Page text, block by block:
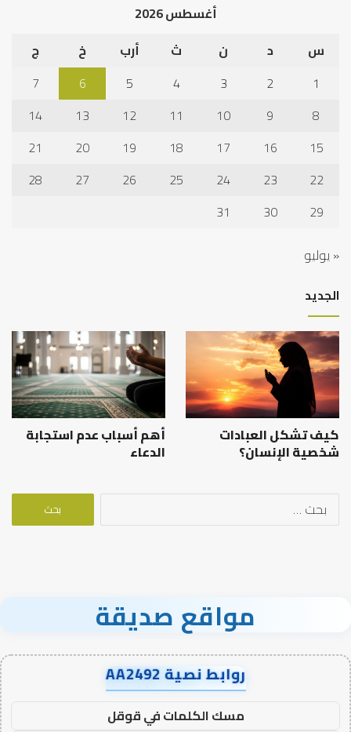
أغسطس 2026
س
د ن ث أرب خ
ج
1
2
3
4
5
6
7
8
9
10
11
12
13
14
15
16
17
18
19
20
21
22
23
24
25
26
27
28
29
30
31
« يوليو
الجديد
كيف تشكل العبادات
شخصية الإنسان؟
أهم أسباب عدم استجابة
الدعاء
البحث
مواقع صديقة
روابط نصية AA2492
مسك الكلمات في قوقل